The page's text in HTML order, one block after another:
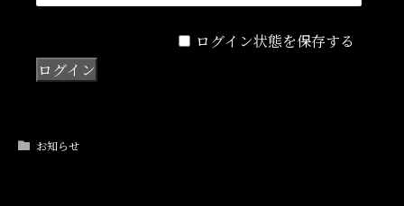
ログイン状態を保存する
お知らせ